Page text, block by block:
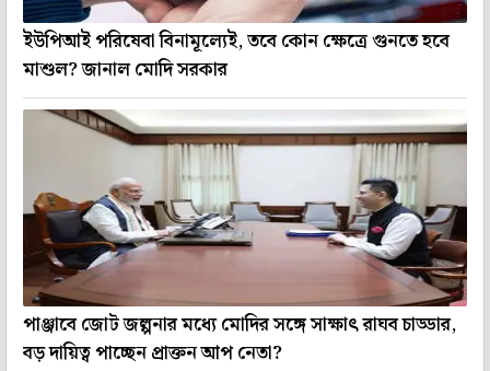
ইউপিআই পরিষেবা বিনামূল্যেই, তবে কোন ক্ষেত্রে গুনতে হবে
মাশুল? জানাল মোদি সরকার
পাঞ্জাবে জোট জল্পনার মধ্যে মোদির সঙ্গে সাক্ষাৎ রাঘব চাড্ডার,
বড় দায়িত্ব পাচ্ছেন প্রাক্তন আপ নেতা?